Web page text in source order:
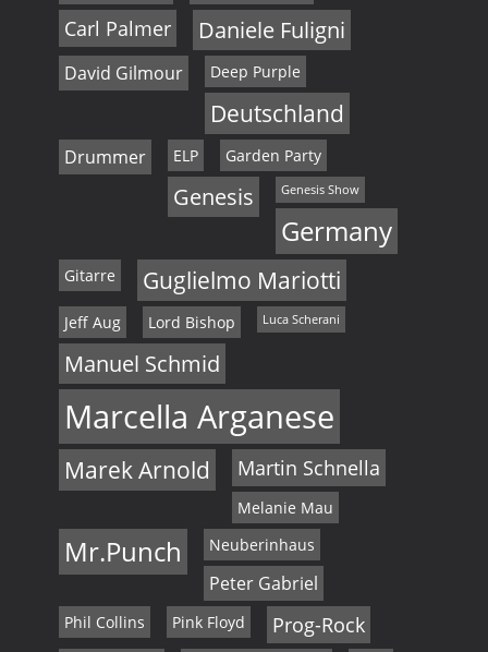
Carl Palmer Daniele Fuligni
David Gilmour Deep Purple
Deutschland
Drummer ELP Garden Party
Genesis Genesis Show
Germany
Gitarre Guglielmo Mariotti
Jeff Aug Lord Bishop Luca Scherani
Manuel Schmid
Marcella Arganese
Marek Arnold Martin Schnella
Melanie Mau
Mr.Punch Neuberinhaus
Peter Gabriel
Phil Collins Pink Floyd Prog-Rock